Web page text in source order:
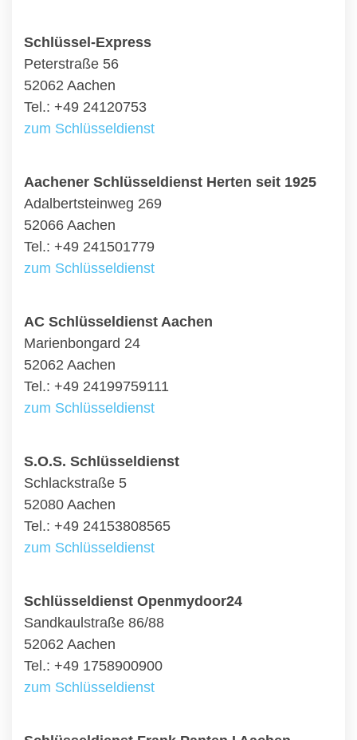
Schlüssel-Express
Peterstraße 56
52062 Aachen
Tel.: +49 24120753
zum Schlüsseldienst
Aachener Schlüsseldienst Herten seit 1925
Adalbertsteinweg 269
52066 Aachen
Tel.: +49 241501779
zum Schlüsseldienst
AC Schlüsseldienst Aachen
Marienbongard 24
52062 Aachen
Tel.: +49 24199759111
zum Schlüsseldienst
S.O.S. Schlüsseldienst
Schlackstraße 5
52080 Aachen
Tel.: +49 24153808565
zum Schlüsseldienst
Schlüsseldienst Openmydoor24
Sandkaulstraße 86/88
52062 Aachen
Tel.: +49 1758900900
zum Schlüsseldienst